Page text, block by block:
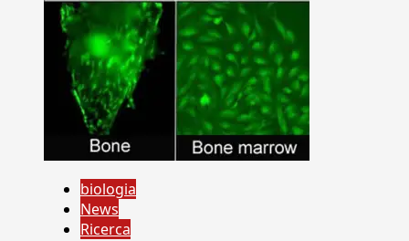
biologia
News
Ricerca